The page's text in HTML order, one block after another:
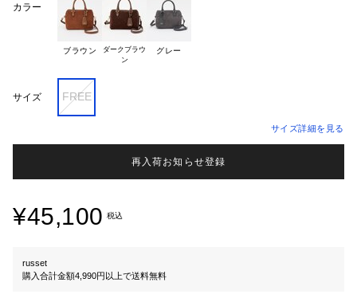
カラー
ブラウン
ダークブラウ
グレー
サイズ FREE
サイズ詳細を見る
再入荷お知らせ登録
¥45,100 税込
russet
購入合計金額4,990円以上で送料無料